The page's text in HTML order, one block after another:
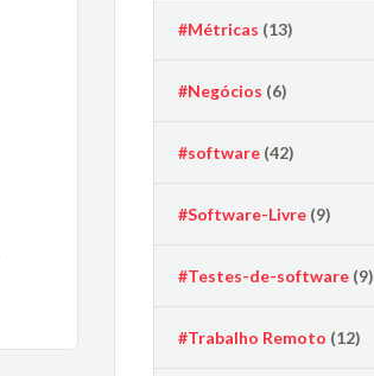
#Métricas (13)
#Negócios (6)
#software (42)
#Software-Livre (9)
#Testes-de-software (9)
#Trabalho Remoto (12)